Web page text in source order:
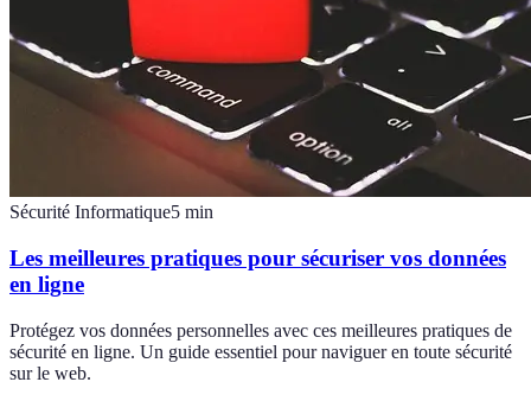
Sécurité Informatique5 min
Les meilleures pratiques pour sécuriser vos données
en ligne
Protégez vos données personnelles avec ces meilleures pratiques de
sécurité en ligne. Un guide essentiel pour naviguer en toute sécurité
sur le web.